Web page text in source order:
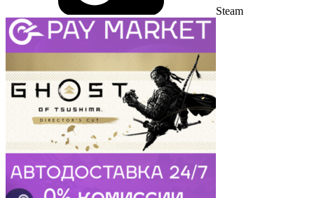
Steam